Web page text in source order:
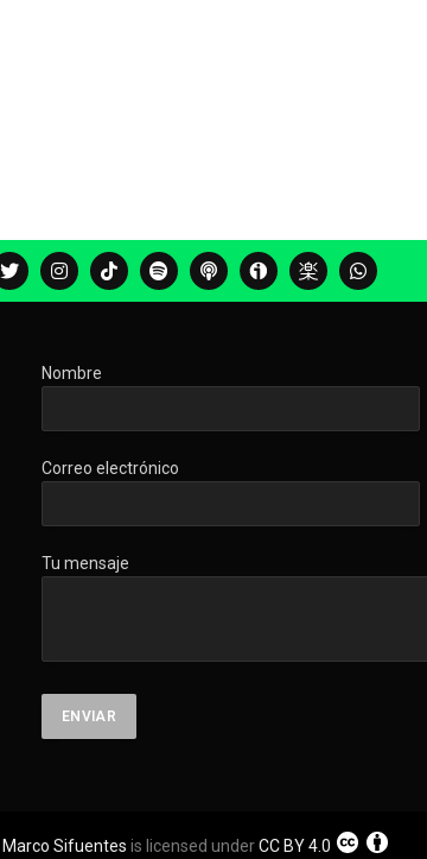
Nombre
Correo electrónico
Tu mensaje
Marco Sifuentes is licensed underCC BY 4.0